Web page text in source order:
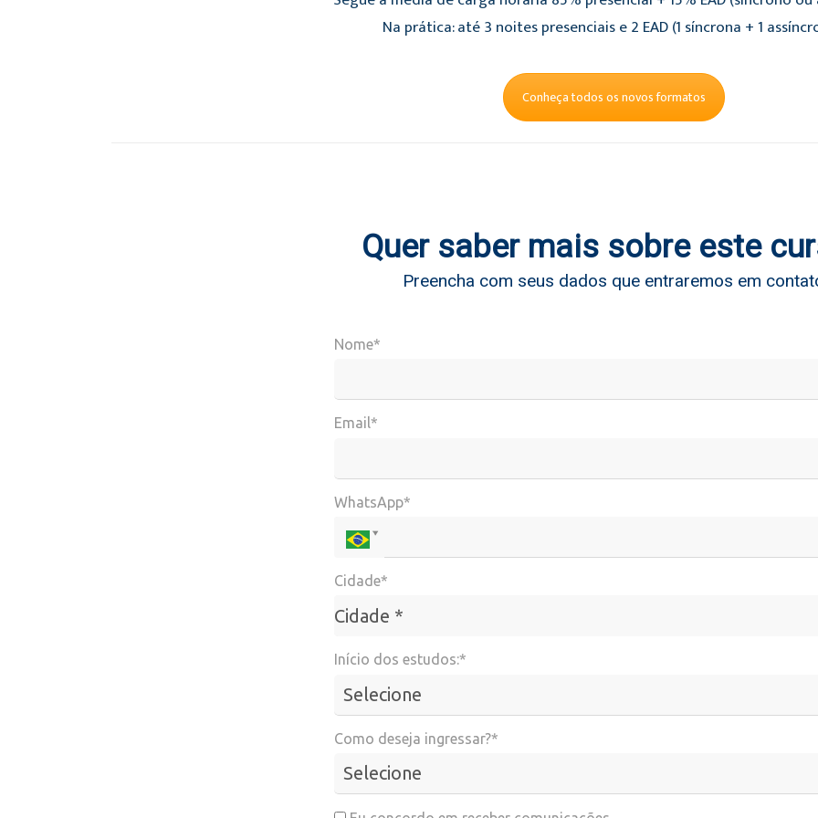
Na prática: até 3 noites presenciais e 2 EAD (1 síncrona + 1
Conheça todos os novos formatos
Quer saber mais sobre este
Preencha com seus dados que entraremos em
Nome*
Email*
WhatsApp*
Cidade*
Cidade *
Cidade*
Início dos estudos:*
Como deseja ingressar?*